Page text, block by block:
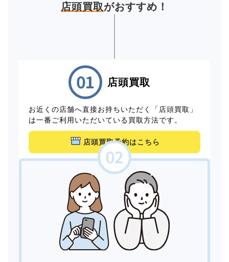
店頭買取がおすすめ！
店頭買取
お近くの店舗へ直接お持ちいただく「店頭買取」
は一番ご利用いただいている買取方法です。
店頭買取予約はこちら